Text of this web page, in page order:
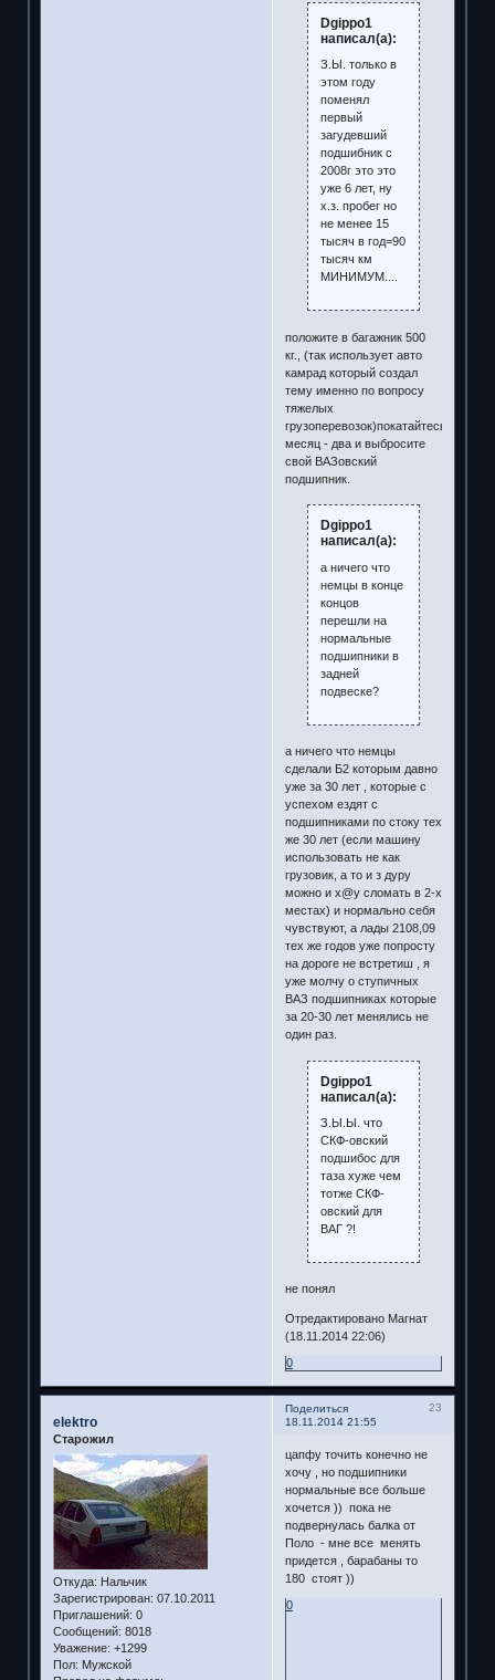
Dgippo1
написал(а):
З.Ы. только в
этом году
поменял
первый
загудевший
подшибник с
2008г это это
уже 6 лет, ну
х.з. пробег но
не менее 15
тысяч в год=90
тысяч км
МИНИМУМ....
положите в багажник 500
кг., (так использует авто
камрад который создал
тему именно по вопросу
тяжелых
грузоперевозок)покатайтесь
месяц - два и выбросите
свой ВАЗовский
подшипник.
Dgippo1
написал(а):
а ничего что
немцы в конце
концов
перешли на
нормальные
подшипники в
задней
подвеске?
а ничего что немцы
сделали Б2 которым давно
уже за 30 лет , которые с
успехом ездят с
подшипниками по стоку тех
же 30 лет (если машину
использовать не как
грузовик, а то и з дуру
можно и х@y сломать в 2-х
местах) и нормально себя
чувствуют, а лады 2108,09
тех же годов уже попросту
на дороге не встретиш , я
уже молчу о ступичных
ВАЗ подшипниках которые
за 20-30 лет менялись не
один раз.
Dgippo1
написал(а):
З.Ы.Ы. что
СКФ-овский
подшибос для
таза хуже чем
тотже СКФ-
овский для
ВАГ ?!
не понял
Отредактировано Магнат
(18.11.2014 22:06)
0
Поделиться
23
18.11.2014 21:55
elektro
Старожил
Откуда: Нальчик
Зарегистрирован: 07.10.2011
Приглашений: 0
Сообщений: 8018
Уважение: +1299
Пол: Мужской
цапфу точить конечно не
хочу , но подшипники
нормальные все больше
хочется )) пока не
подвернулась балка от
Поло - мне все менять
придется , барабаны то
180 стоят ))
0